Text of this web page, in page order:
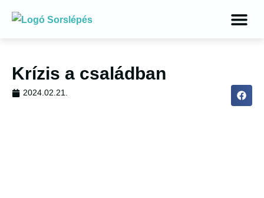
Krízis a családban
2024.02.21.